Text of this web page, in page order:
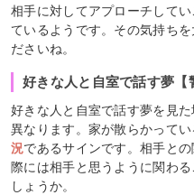
相手に対してアプローチして
ているようです。その気持ち
ださいね。
好きな人と自室で話す夢【
好きな人と自室で話す夢を見
異なります。家が散らかってい
況であるサインです。相手と
際には相手と思うように関わ
しょうか。